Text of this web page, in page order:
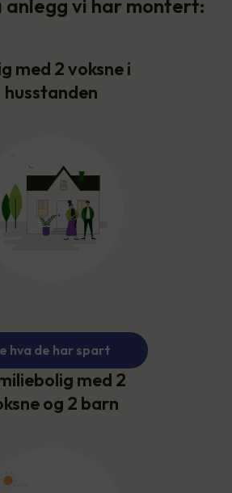
anlegg vi har montert:
med 2 voksne i
husstanden
hva de har spart
med 2
og 2 barn